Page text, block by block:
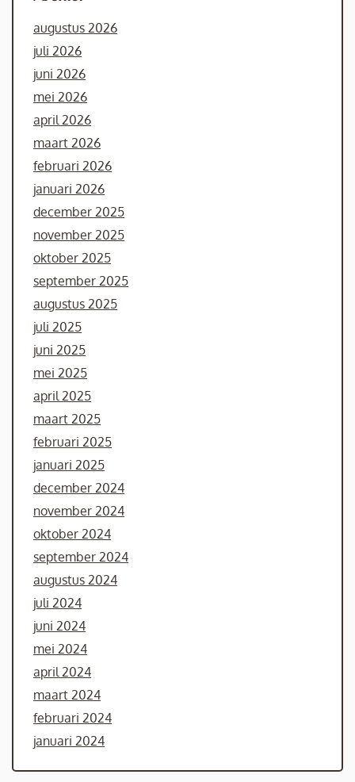
augustus 2026
juli 2026
juni 2026
mei 2026
april 2026
maart 2026
februari 2026
januari 2026
december 2025
november 2025
oktober 2025
september 2025
augustus 2025
juli 2025
juni 2025
mei 2025
april 2025
maart 2025
februari 2025
januari 2025
december 2024
november 2024
oktober 2024
september 2024
augustus 2024
juli 2024
juni 2024
mei 2024
april 2024
maart 2024
februari 2024
januari 2024